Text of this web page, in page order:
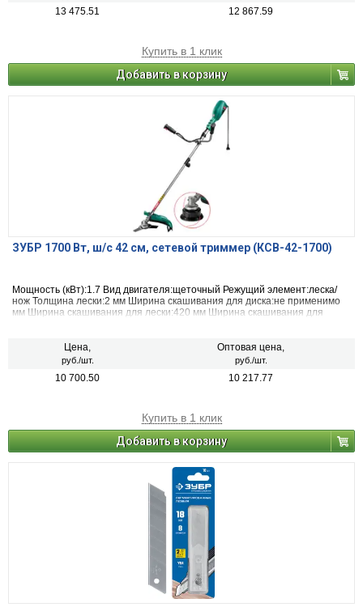
13 475.51 12 867.59
Купить в 1 клик
Добавить в корзину
ЗУБР 1700 Вт, ш/с 42 см, сетевой триммер (КСВ-42-1700)
Мощность (кВт):1.7 Вид двигателя:щеточный Режущий элемент:леска/
нож Толщина лески:2 мм Ширина скашивания для диска:не применимо
мм Ширина скашивания для лески:420 мм Ширина скашивания для
Цена,
руб./шт.
Оптовая цена,
руб./шт.
10 700.50 10 217.77
Купить в 1 клик
Добавить в корзину